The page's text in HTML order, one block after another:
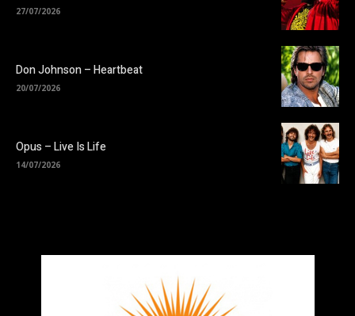
27/07/2026
Don Johnson – Heartbeat
20/07/2026
Opus – Live Is Life
14/07/2026